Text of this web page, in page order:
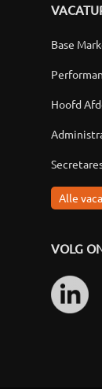
Base
Hoofd
Alle
VOLG